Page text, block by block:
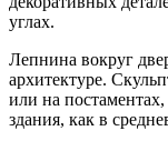
углах.
Лепнина вокруг
архитектуре.
или на
здания, как в